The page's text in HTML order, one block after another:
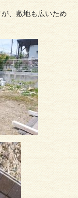
、敷地も広いため